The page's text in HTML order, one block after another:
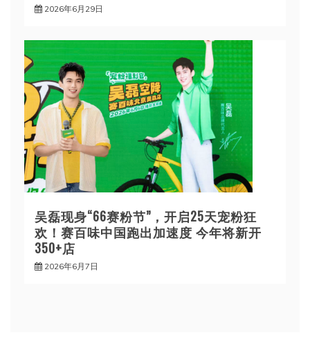
2026年6月29日
吴磊现身“66赛粉节”，开启25天宠粉狂
欢！赛百味中国跑出加速度 今年将新开
350+店
2026年6月7日